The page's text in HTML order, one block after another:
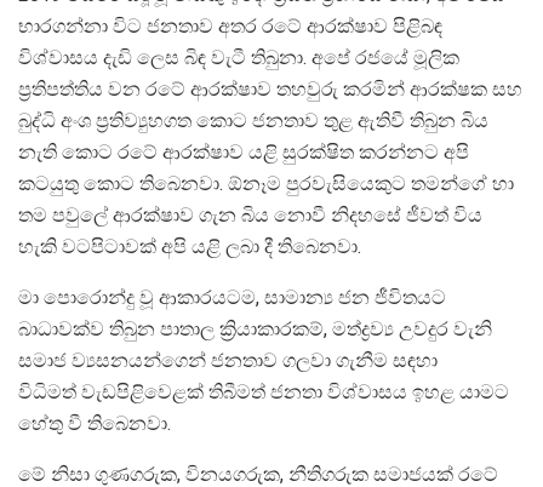
භාරගන්නා විට ජනතාව අතර රටේ ආරක්ෂාව පිළිබඳ
විශ්වාසය දැඩි ලෙස බිඳ වැටී තිබුනා. අපේ රජයේ මූලික
ප්‍රතිපත්තිය වන රටේ ආරක්ෂාව තහවුරු කරමින් ආරක්ෂක සහ
බුද්ධි අංශ ප්‍රතිව්‍යුහගත කොට ජනතාව තුළ ඇතිවී තිබුන බිය
නැති කොට රටේ ආරක්ෂාව යළි සුරක්ෂිත කරන්නට අපි
කටයුතු කොට තිබෙනවා. ඕනෑම පුරවැසියෙකුට තමන්ගේ හා
තම පවුලේ ආරක්ෂාව ගැන බිය නොවී නිදහසේ ජීවත් විය
හැකි වටපිටාවක් අපි යළි ලබා දී තිබෙනවා.
මා පොරොන්දු වූ ආකාරයටම, සාමාන්‍ය ජන ජීවිතයට
බාධාවක්ව තිබුන පාතාල ක්‍රියාකාරකම්, මත්ද්‍රව්‍ය උවදුර වැනි
සමාජ ව්‍යසනයන්ගෙන් ජනතාව ගලවා ගැනීම සඳහා
විධිමත් වැඩපිළිවෙළක් තිබීමත් ජනතා විශ්වාසය ඉහළ යාමට
හේතු වී තිබෙනවා.
මේ නිසා ගුණගරුක, විනයගරුක, නීතිගරුක සමාජයක් රටේ